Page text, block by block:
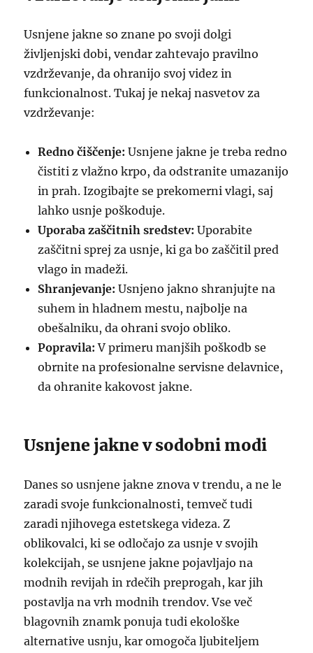
Usnjene jakne so znane po svoji dolgi
življenjski dobi, vendar zahtevajo pravilno
vzdrževanje, da ohranijo svoj videz in
funkcionalnost. Tukaj je nekaj nasvetov za
vzdrževanje:
Redno čiščenje: Usnjene jakne je treba redno
čistiti z vlažno krpo, da odstranite umazanijo
in prah. Izogibajte se prekomerni vlagi, saj
lahko usnje poškoduje.
Uporaba zaščitnih sredstev: Uporabite
zaščitni sprej za usnje, ki ga bo zaščitil pred
vlago in madeži.
Shranjevanje: Usnjeno jakno shranjujte na
suhem in hladnem mestu, najbolje na
obešalniku, da ohrani svojo obliko.
Popravila: V primeru manjših poškodb se
obrnite na profesionalne servisne delavnice,
da ohranite kakovost jakne.
Usnjene jakne v sodobni modi
Danes so usnjene jakne znova v trendu, a ne le
zaradi svoje funkcionalnosti, temveč tudi
zaradi njihovega estetskega videza. Z
oblikovalci, ki se odločajo za usnje v svojih
kolekcijah, se usnjene jakne pojavljajo na
modnih revijah in rdečih preprogah, kar jih
postavlja na vrh modnih trendov. Vse več
blagovnih znamk ponuja tudi ekološke
alternative usnju, kar omogoča ljubiteljem